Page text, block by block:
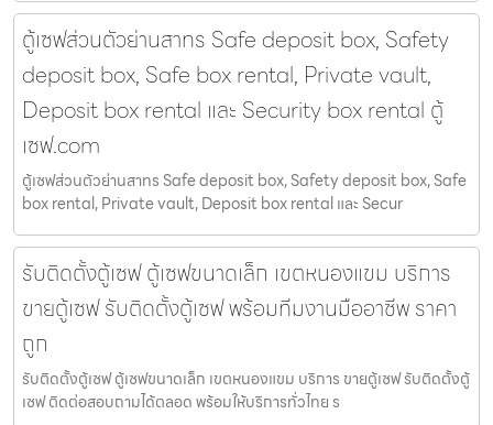
ตู้เซฟส่วนตัวย่านสาทร Safe deposit box, Safety
deposit box, Safe box rental, Private vault,
Deposit box rental และ Security box rental ตู้
เซฟ.com
ตู้เซฟส่วนตัวย่านสาทร Safe deposit box, Safety deposit box, Safe
box rental, Private vault, Deposit box rental และ Secur
รับติดตั้งตู้เซฟ ตู้เซฟขนาดเล็ก เขตหนองแขม บริการ
ขายตู้เซฟ รับติดตั้งตู้เซฟ พร้อมทีมงานมืออาชีพ ราคา
ถูก
รับติดตั้งตู้เซฟ ตู้เซฟขนาดเล็ก เขตหนองแขม บริการ ขายตู้เซฟ รับติดตั้งตู้
เซฟ ติดต่อสอบถามได้ตลอด พร้อมให้บริการทั่วไทย ร